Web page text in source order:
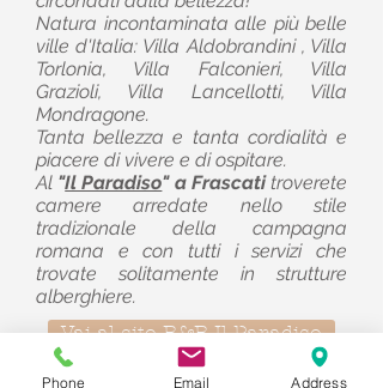
Natura incontaminata alle più belle
ville d'Italia: Villa Aldobrandini , Villa
Torlonia, Villa Falconieri, Villa
Grazioli, Villa Lancellotti, Villa
Mondragone.
Tanta bellezza e tanta cordialità e
piacere di vivere e di ospitare.
Al "Il Paradiso" a Frascatitroverete
camere arredate nello stile
tradizionale della campagna
romana e con tutti i servizi che
trovate solitamente in strutture
alberghiere.
Vai al sito B&B Il Paradiso
Phone Email Address